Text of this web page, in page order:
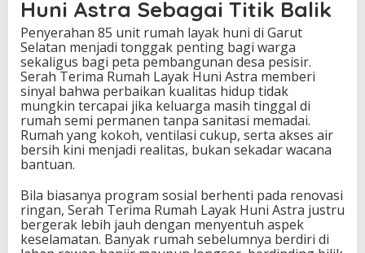
Huni Astra Sebagai Titik Balik
Penyerahan 85 unit rumah layak huni di Garut
Selatan menjadi tonggak penting bagi warga
sekaligus bagi peta pembangunan desa pesisir.
Serah Terima Rumah Layak Huni Astra memberi
sinyal bahwa perbaikan kualitas hidup tidak
mungkin tercapai jika keluarga masih tinggal di
rumah semi permanen tanpa sanitasi memadai.
Rumah yang kokoh, ventilasi cukup, serta akses air
bersih kini menjadi realitas, bukan sekadar wacana
bantuan.
Bila biasanya program sosial berhenti pada renovasi
ringan, Serah Terima Rumah Layak Huni Astra justru
bergerak lebih jauh dengan menyentuh aspek
keselamatan. Banyak rumah sebelumnya berdiri di